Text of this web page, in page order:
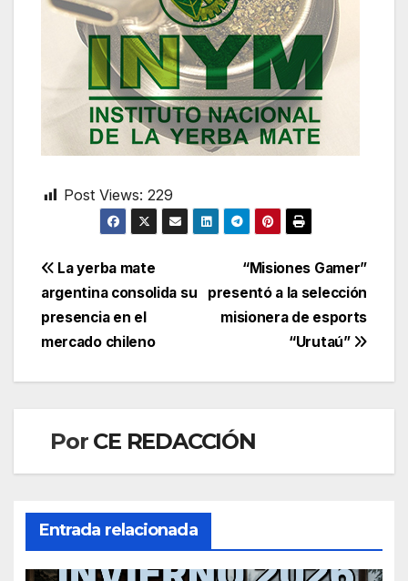
Post Views: 229
Navegación
de
entradas
“Misiones Gamer”
presentó a la selección
misionera de esports
“Urutaú”
La yerba mate
argentina consolida su
presencia en el
mercado chileno
Por CE REDACCIÓN
Entrada relacionada